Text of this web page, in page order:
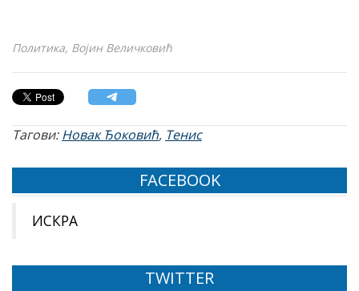
Политика, Војин Величковић
Тагови:Новак Ђоковић, Тенис
FACEBOOK
ИСКРА
TWITTER